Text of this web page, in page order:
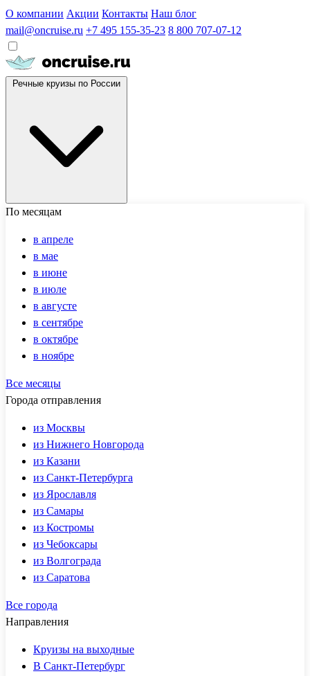
О компании Акции Контакты Наш блог
mail@oncruise.ru +7 495 155-35-23 8 800 707-07-12
По месяцам
в апреле
в мае
в июне
в июле
в августе
в сентябре
в октябре
в ноябре
Все месяцы
Города отправления
из Москвы
из Нижнего Новгорода
из Казани
из Санкт-Петербурга
из Ярославля
из Самары
из Костромы
из Чебоксары
из Волгограда
из Саратова
Все города
Направления
Круизы на выходные
В Санкт-Петербург